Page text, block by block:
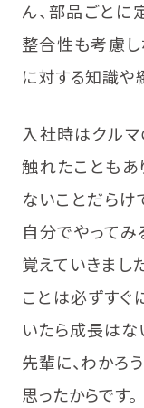
ん、部品ごと
整合性も考慮し
に対する知識や
入社時はクルマ
触れたこともあ
ないことだらけ
自分でやって
覚えていきまし
ことは必ずすぐ
いたら成長はな
先輩に、わかろ
思ったからです。